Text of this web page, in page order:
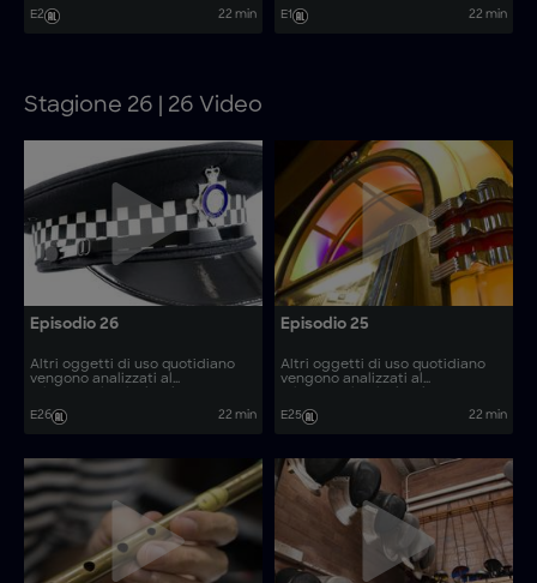
realizzati oggetti come kimchi e
parquet tradizionali?
E2 22 min
realizzati oggetti come
Galaktoboureko, filtri CO2 e
E1 22 min
Stagione 26 | 26 Video
Episodio 26
Altri oggetti di uso quotidiano
vengono analizzati al
vengono prodotti. Come si
realizzano articoli come le
E26 22 min
Episodio 25
Altri oggetti di uso quotidiano
vengono analizzati al
vengono prodotti. Come si
realizzano articoli come gli
E25 22 min